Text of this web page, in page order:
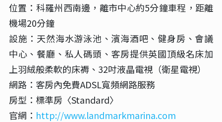
位置：科羅州西南邊，離市中心約5分鐘車程，距離
機場20分鐘
設施：天然海水游泳池、濱海酒吧、健身房、會議
中心、餐廳、私人碼頭、客房提供英國頂級名床加
上羽絨般柔軟的床褥、32吋液晶電視（衛星電視）
網路：客房內免費ADSL寬頻網路服務
房型：標準房〈Standard〉
官網： http://www.landmarkmarina.com